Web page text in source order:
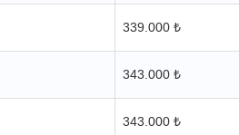
339.000 ₺
343.000 ₺
343.000 ₺